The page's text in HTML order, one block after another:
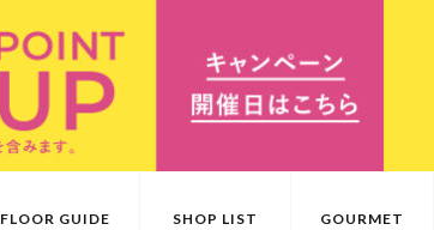
FLOOR GUIDE SHOP LIST GOURMET